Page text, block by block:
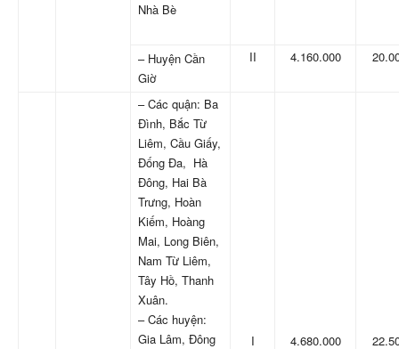
Nhà Bè
– Huyện Cần
Giờ
II 4.160.000
– Các quận: Ba
Đình, Bắc Từ
Liêm, Cầu Giấy,
Đống Đa, Hà
Đông, Hai Bà
Trưng, Hoàn
Kiếm, Hoàng
Mai, Long Biên,
Nam Từ Liêm,
Tây Hồ, Thanh
Xuân.
– Các huyện:
Gia Lâm, Đông
I 4.680.000